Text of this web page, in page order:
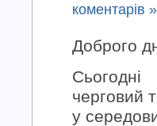
коментарів »
Доброго
черговий
у